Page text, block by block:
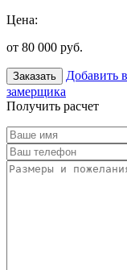
Цена:
от 80 000 руб.
Заказать Добавить
замерщика
Получить расчет